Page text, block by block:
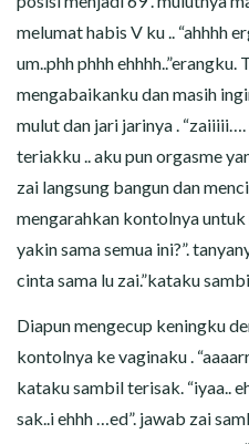
melumat habis V ku .. “ahhhh
um..phh phhh
mengabaikanku dan masih
mulut dan jari jarinya . “zaiiiii….
teriakku .. aku pun orgasme
zai langsung bangun dan
mengarahkan kontolnya untuk
yakin sama semua ini?”.
cinta sama lu zai.”kataku
Diapun mengecup keningku
kontolnya ke vaginaku .
kataku sambil terisak. “iyaa..
sak..i ehhh …ed”. jawab zai